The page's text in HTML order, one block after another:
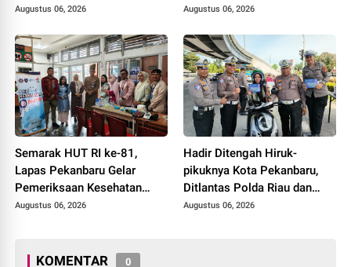
Gelar Razia Rutin Blok
Augustus 06, 2026 Augustus 06, 2026
Semarak HUT RI ke-81,
Lapas Pekanbaru Gelar
Pemeriksaan Kesehatan
Gratis untuk Warga Binaan
Augustus 06, 2026
Hadir Ditengah Hiruk-
pikuknya Kota Pekanbaru,
Ditlantas Polda Riau dan
Polantas KARIB Kobarkan
Augustus 06, 2026
KOMENTAR 0